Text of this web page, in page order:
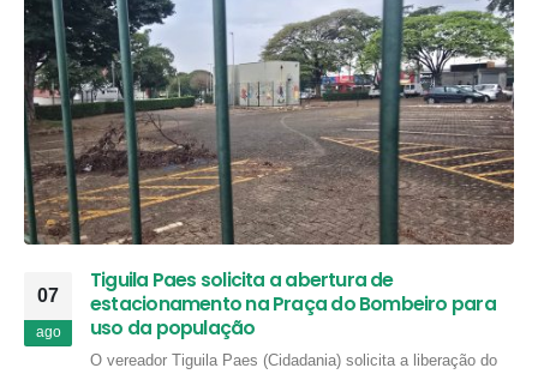
07
ago
Tiguila Paes solicita a abertura de
estacionamento na Praça do Bombeiro para
uso da população
O vereador Tiguila Paes (Cidadania) solicita a liberação do